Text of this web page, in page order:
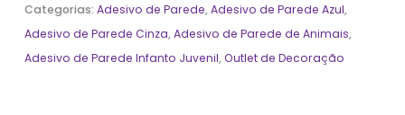
Categorias:Adesivo de Parede,Adesivo de Parede Azul,
Adesivo de Parede Cinza,Adesivo de Parede de Animais,
Adesivo de Parede Infanto Juvenil,Outlet de Decoração